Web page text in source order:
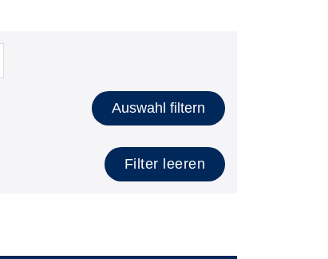
Auswahl filtern
Filter leeren